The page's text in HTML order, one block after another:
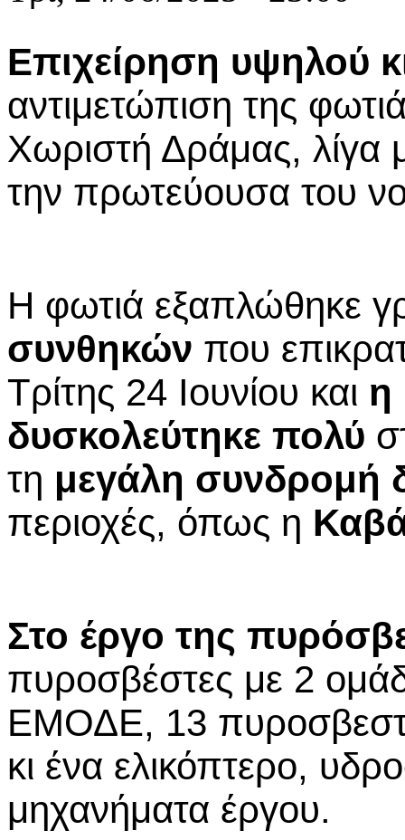
Επιχείρηση υψηλού
αντιμετώπιση της
Χωριστή Δράμας, λίγα
την πρωτεύουσα του
Η φωτιά εξαπλώθηκε
συνθηκών που
Τρίτης 24 Ιουνίου και η
δυσκολεύτηκε πολύ
τη μεγάλη συνδρομή
περιοχές, όπως η
Στο έργο της
πυροσβέστες με 2
ΕΜΟΔΕ, 13
κι ένα ελικόπτερο,
μηχανήματα έργου.